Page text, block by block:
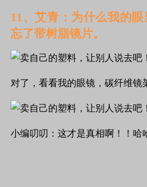
11、艾青：为什么我的
忘了带树脂镜片。
对了，看看我的眼镜，碳纤维镜
小编叨叨：这才是真相啊！！哈